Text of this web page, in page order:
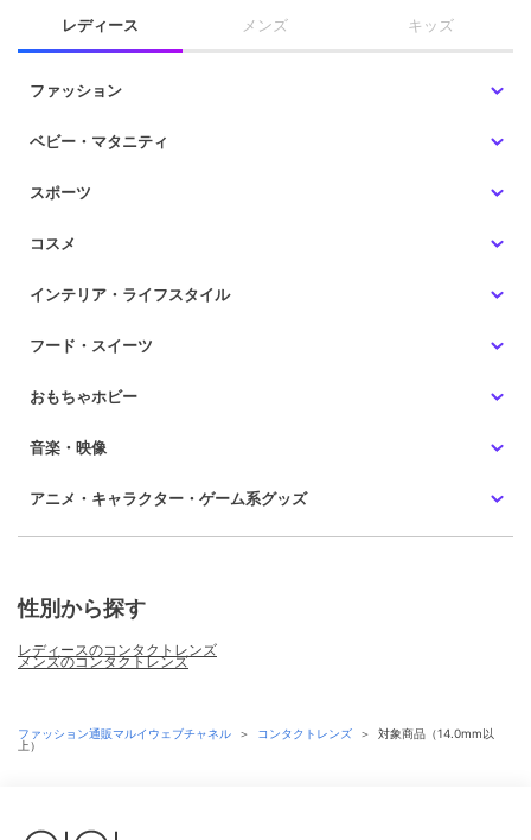
レディース メンズ キッズ
ファッション
ベビー・マタニティ
スポーツ
コスメ
インテリア・ライフスタイル
フード・スイーツ
おもちゃホビー
音楽・映像
アニメ・キャラクター・ゲーム系グッズ
性別から探す
レディースのコンタクトレンズ
メンズのコンタクトレンズ
ファッション通販マルイウェブチャネル ＞ コンタクトレンズ ＞
対象商品（14.0mm以
上）